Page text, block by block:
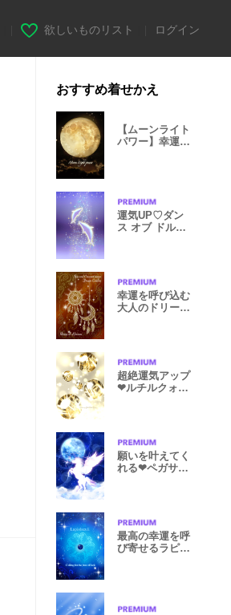
欲しいものリスト ログイン
おすすめ着せかえ
【ムーンライト
パワー】幸運を
運気UP♡ダン
ス オブ ドルフ
幸運を呼び込む
大人のドリーム
超絶運気アップ
❤ルチルクォー
願いを叶えてく
れる❤ペガサス
最高の幸運を呼
び寄せるラピス